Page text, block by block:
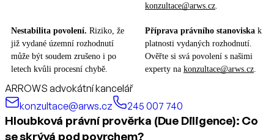
konzultace@arws.cz
Nestabilita povolení. Riziko, že
již vydané územní rozhodnutí
může být soudem zrušeno i po
letech kvůli procesní chybě.
Příprava právního stanoviska k
platnosti vydaných rozhodnutí.
Ověřte si svá povolení s našimi
experty na konzultace@arws.cz
ARROWS advokátní kancelář
konzultace@arws.cz
245 007 740
Hloubková právní prověrka (Due Diligence): Co
se skrývá pod povrchem?